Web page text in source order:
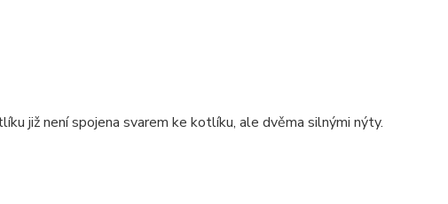
již není spojena svarem ke kotlíku, ale dvěma silnými nýty.